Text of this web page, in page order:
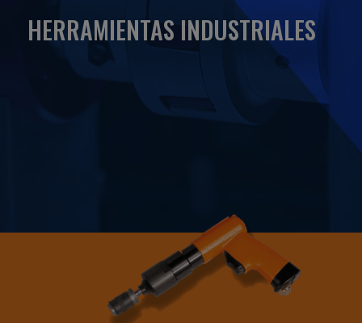
HERRAMIENTAS INDUSTRIALES